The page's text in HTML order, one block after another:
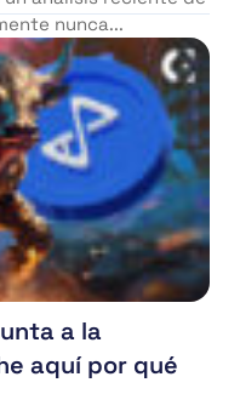
nunca...
a la
aquí por qué